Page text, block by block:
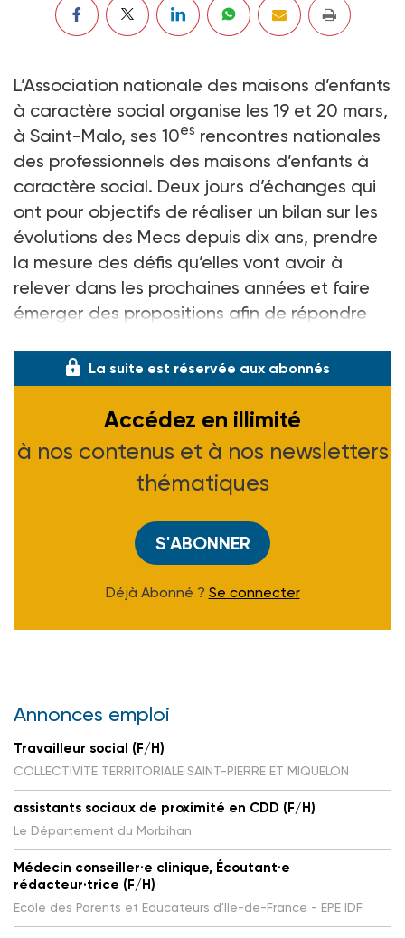
L’Association nationale des maisons d’enfants
à caractère social organise les 19 et 20 mars,
à Saint-Malo, ses 10es rencontres nationales
des professionnels des maisons d’enfants à
caractère social. Deux jours d’échanges qui
ont pour objectifs de réaliser un bilan sur les
évolutions des Mecs depuis dix ans, prendre
la mesure des défis qu’elles vont avoir à
relever dans les prochaines années et faire
émerger des propositions afin de répondre
La suite est réservée aux abonnés
Accédez en illimité
à nos contenus et à nos newsletters
thématiques
S'ABONNER
Déjà Abonné ? Se connecter
Annonces emploi
Travailleur social (F/H)
COLLECTIVITE TERRITORIALE SAINT-PIERRE ET MIQUELON
assistants sociaux de proximité en CDD (F/H)
Le Département du Morbihan
Médecin conseiller·e clinique, Écoutant·e
rédacteur·trice (F/H)
Ecole des Parents et Educateurs d'Ile-de-France - EPE IDF